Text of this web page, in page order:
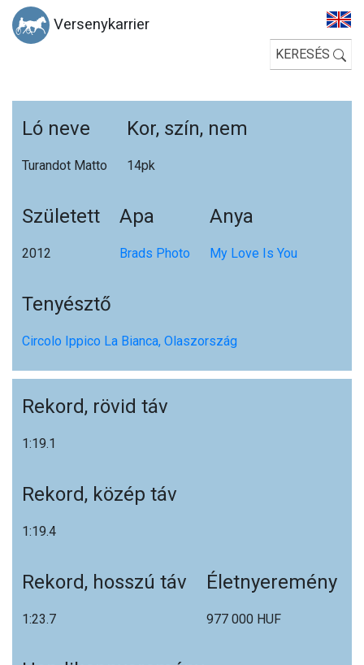
Versenykarrier
KERESÉS
Ló neve
Turandot Matto
Kor, szín, nem
14pk
Született
2012
Apa
Brads Photo
Anya
My Love Is You
Tenyésztő
Circolo Ippico La Bianca, Olaszország
Rekord, rövid táv
1:19.1
Rekord, közép táv
1:19.4
Rekord, hosszú táv
1:23.7
Életnyeremény
977 000 HUF